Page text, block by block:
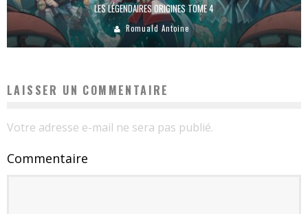
LES LÉGENDAIRES ORIGINES TOME 4
Romuald Antoine
LAISSER UN COMMENTAIRE
Votre adresse e-mail ne sera pas publié.
Commentaire